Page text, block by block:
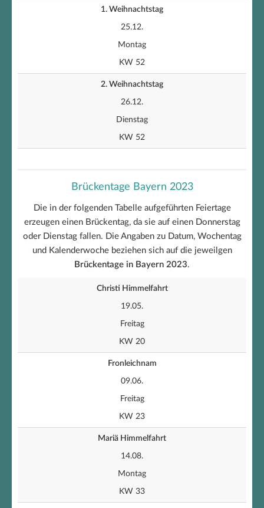
1. Weihnachtstag
25.12.
Montag
KW 52
2. Weihnachtstag
26.12.
Dienstag
KW 52
Brückentage Bayern 2023
Die in der folgenden Tabelle aufgeführten Feiertage
erzeugen einen Brückentag, da sie auf einen Donnerstag
oder Dienstag fallen. Die Angaben zu Datum, Wochentag
und Kalenderwoche beziehen sich auf die jeweilgen
Brückentage in Bayern 2023.
Christi Himmelfahrt
19.05.
Freitag
KW 20
Fronleichnam
09.06.
Freitag
KW 23
Mariä Himmelfahrt
14.08.
Montag
KW 33